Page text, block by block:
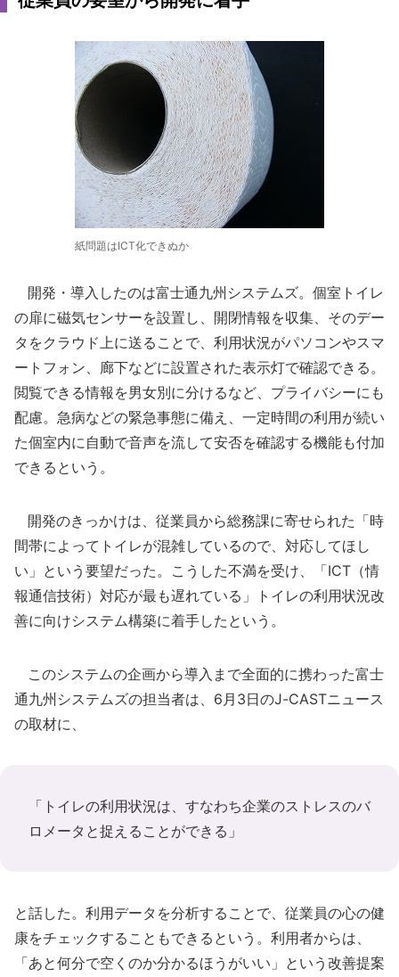
紙問題はICT化できぬか
開発・導入したのは富士通九州システムズ。個室トイレ
の扉に磁気センサーを設置し、開閉情報を収集、そのデー
タをクラウド上に送ることで、利用状況がパソコンやスマ
ートフォン、廊下などに設置された表示灯で確認できる。
閲覧できる情報を男女別に分けるなど、プライバシーにも
配慮。急病などの緊急事態に備え、一定時間の利用が続い
た個室内に自動で音声を流して安否を確認する機能も付加
できるという。
開発のきっかけは、従業員から総務課に寄せられた「時
間帯によってトイレが混雑しているので、対応してほし
い」という要望だった。こうした不満を受け、「ICT（情
報通信技術）対応が最も遅れている」トイレの利用状況改
善に向けシステム構築に着手したという。
このシステムの企画から導入まで全面的に携わった富士
通九州システムズの担当者は、6月3日のJ-CASTニュース
の取材に、
「トイレの利用状況は、すなわち企業のストレスのバ
ロメータと捉えることができる」
と話した。利用データを分析することで、従業員の心の健
康をチェックすることもできるという。利用者からは、
「あと何分で空くのか分かるほうがいい」という改善提案